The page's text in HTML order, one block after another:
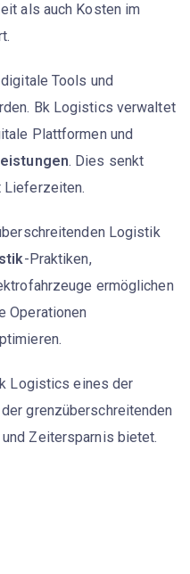
als auch Kosten im
Tools und
Bk Logistics verwaltet
Plattformen und
. Dies senkt
Lieferzeiten.
Logistik
-Praktiken,
ermöglichen
Operationen
Logistics eines der
grenzüberschreitenden
Zeitersparnis bietet.